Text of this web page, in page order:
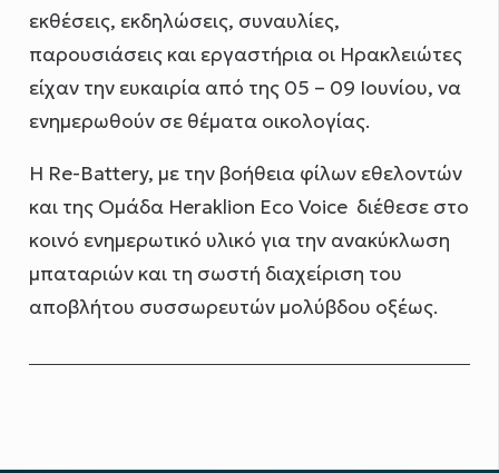
εκθέσεις, εκδηλώσεις, συναυλίες,
παρουσιάσεις και εργαστήρια οι Ηρακλειώτες
είχαν την ευκαιρία από της 05 – 09 Ιουνίου, να
ενημερωθούν σε θέματα οικολογίας.
Η Re-Battery, με την βοήθεια φίλων εθελοντών
και της Ομάδα Heraklion Eco Voice διέθεσε στο
κοινό ενημερωτικό υλικό για την ανακύκλωση
μπαταριών και τη σωστή διαχείριση του
αποβλήτου συσσωρευτών μολύβδου οξέως.